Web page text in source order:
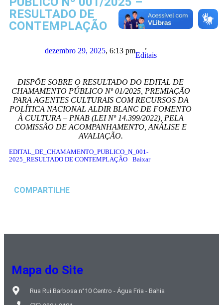
RESULTADO DE
CONTEMPLAÇÃO
dezembro 29, 2025, 6:13 pm
,
Editais
DISPÕE SOBRE O RESULTADO DO EDITAL DE
CHAMAMENTO PÚBLICO Nº 01/2025, PREMIAÇÃO
PARA AGENTES CULTURAIS COM RECURSOS DA
POLÍTICA NACIONAL ALDIR BLANC DE FOMENTO
À CULTURA – PNAB (LEI Nº 14.399/2022), PELA
COMISSÃO DE ACOMPANHAMENTO, ANÁLISE E
AVALIAÇÃO.
EDITAL_DE_CHAMAMENTO_PUBLICO_N_001-
2025_RESULTADO DE CONTEMPLAÇÃO
Baixar
COMPARTILHE
Mapa do Site
Rua Rui Barbosa n°10 Centro - Água Fria - Bahia